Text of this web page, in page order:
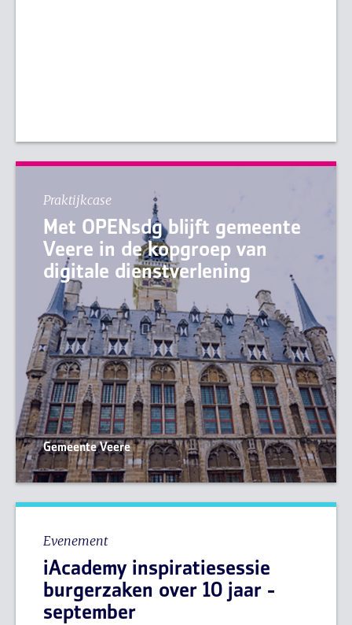
Praktijkcase
Met OPENsdg blijft gemeente
Veere in de kopgroep van
digitale dienstverlening
Gemeente Veere
Evenement
iAcademy inspiratiesessie
burgerzaken over 10 jaar -
september